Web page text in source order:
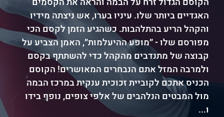
האגדיים ביותר שלו. עיניו בערו, אש ניצתה מידיו
והקהל הריע בהתלהבות. כשהגיע הזמן לקסם הכי
מפורסם שלו - ״מופע ההיעלמות״, האמן הצביע על
קבוצה של מתנדבים מהקהל כדי להשתתף בקסם
ולמרבה המזל אתם הנבחרים המאושרים! הקוסם
הכניס אתכם לקוביית זכוכית ענקית במרכז הבמה
מול המבטים הנלהבים של אלפי צופים, נופף בידו
ו...